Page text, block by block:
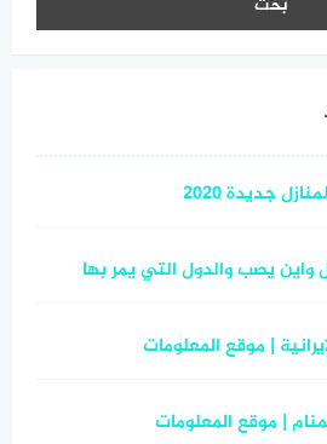
جديدة 2020
واين يصب والدول التي يمر بها
| موقع المعلومات
| موقع المعلومات